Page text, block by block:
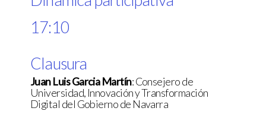
17:10
Clausura
Juan Luis Garcia Martín: Consejero de
Universidad, Innovación y Transformación
Digital del Gobierno de Navarra